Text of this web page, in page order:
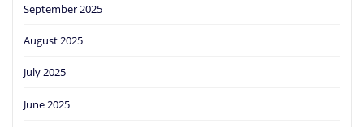
September 2025
August 2025
July 2025
June 2025